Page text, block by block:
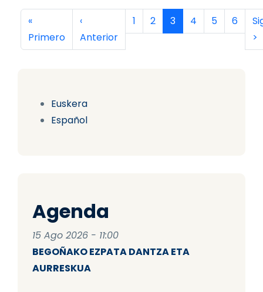
Euskera
Español
Agenda
15 Ago 2026 - 11:00
BEGOÑAKO EZPATA DANTZA ETA
AURRESKUA
Paginación
Primera página
«
Primero
Página anterior
‹
Anterior
Página
1 Página
2 Página actual
3 Página
4 Página
5 Página
6
>